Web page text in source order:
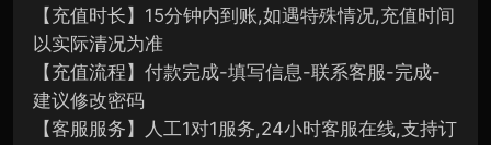
【充值时长】15分钟内到账,如遇特殊情况,充值时间
以实际清况为准
【充值流程】付款完成-填写信息-联系客服-完成-
建议修改密码
【客服服务】人工1对1服务,24小时客服在线,支持订